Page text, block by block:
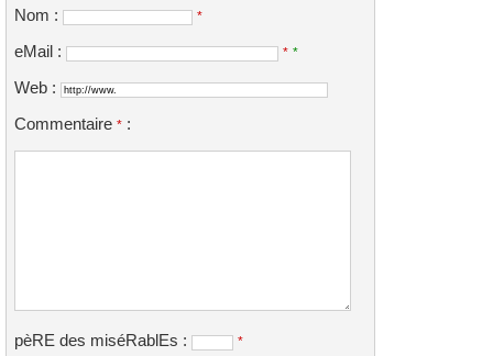
Nom : *
eMail : * *
Web :
Commentaire * :
pèRE des miséRablEs : *